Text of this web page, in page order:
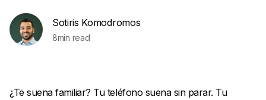
Sotiris Komodromos
8min read
¿Te suena familiar? Tu teléfono suena sin parar. Tu